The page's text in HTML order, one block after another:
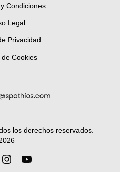
Condiciones
Legal
Privacidad
Cookies
los derechos reservados